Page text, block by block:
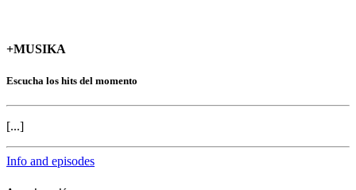
+MUSIKA
Escucha los hits del momento
[...]
Info and episodes